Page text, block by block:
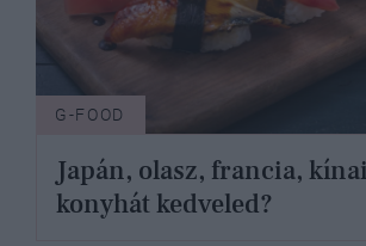
G-FOOD
Japán, olasz, francia,
konyhát kedveled?